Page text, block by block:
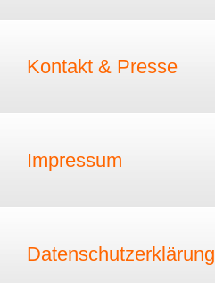
Kontakt & Presse
Impressum
Datenschutzerklärung